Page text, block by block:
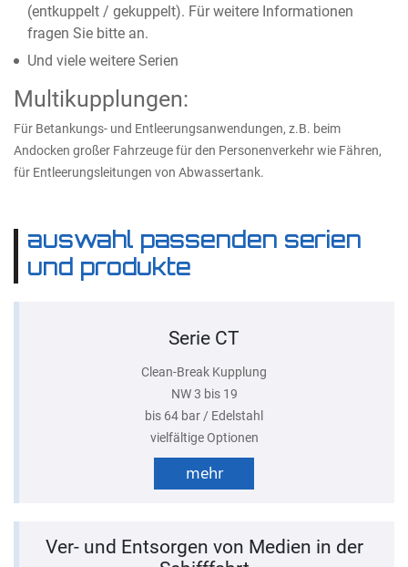
(entkuppelt / gekuppelt). Für weitere Informationen
fragen Sie bitte an.
Und viele weitere Serien
Multikupplungen:
Für Betankungs- und Entleerungsanwendungen, z.B. beim
Andocken großer Fahrzeuge für den Personenverkehr wie Fähren,
für Entleerungsleitungen von Abwassertank.
auswahl passenden serien
und produkte
Serie CT
Clean-Break Kupplung
NW 3 bis 19
bis 64 bar / Edelstahl
vielfältige Optionen
mehr
Ver- und Entsorgen von Medien in der